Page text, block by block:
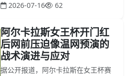
2026-07-16 62
阿尔卡拉斯女王杯开门红
后网前压迫像温网预演的
战术演进与应对
据公开报道，阿尔卡拉斯在女王杯赛